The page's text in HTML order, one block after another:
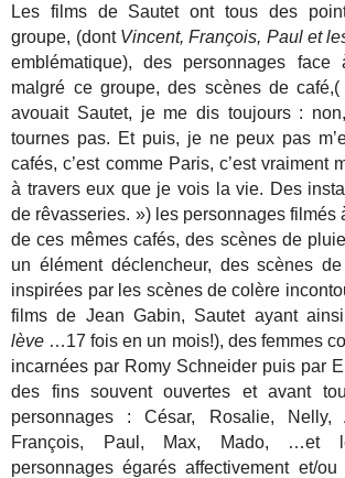
Les films de Sautet ont tous des
groupe, (dont Vincent, François, Paul et
emblématique), des personnages face
malgré ce groupe, des scènes de
avouait Sautet, je me dis toujours :
tournes pas. Et puis, je ne peux pas
cafés, c’est comme Paris, c’est vraiment
à travers eux que je vois la vie. Des
de rêvasseries. ») les personnages filmés
de ces mêmes cafés, des scènes de
un élément déclencheur, des scènes
inspirées par les scènes de colère
films de Jean Gabin, Sautet ayant
lève …17 fois en un mois!), des femmes
incarnées par Romy Schneider puis par
des fins souvent ouvertes et avant
personnages : César, Rosalie, Nelly,
François, Paul, Max, Mado, …et
personnages égarés affectivement et/